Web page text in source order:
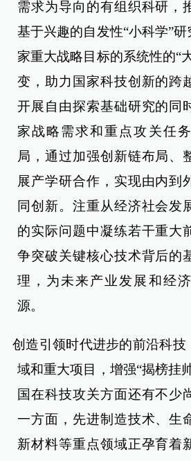
需求为导向的有组织科研，
基于兴趣的自发性“小科学”
家重大战略目标的系统性的“
变，助力国家科技创新的跨
开展自由探索基础研究的同
家战略需求和重点攻关任
局，通过加强创新链布局、
展产学研合作，实现由内到
同创新。注重从经济社会发
的实际问题中凝练若干重大
争突破关键核心技术背后的
理，为未来产业发展和经
源。
创造引领时代进步的前沿科技
域和重大项目，增强“揭榜挂
国在科技攻关方面还有不少
一方面，先进制造技术、生
新材料等重点领域正孕育着